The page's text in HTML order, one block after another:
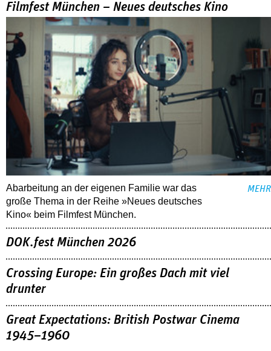
Filmfest München – Neues deutsches Kino
Abarbeitung an der eigenen Familie war das
große Thema in der Reihe »Neues deutsches
Kino« beim Filmfest München.
MEHR
DOK.fest München 2026
Crossing Europe: Ein großes Dach mit viel
drunter
Great Expectations: British Postwar Cinema
1945–1960